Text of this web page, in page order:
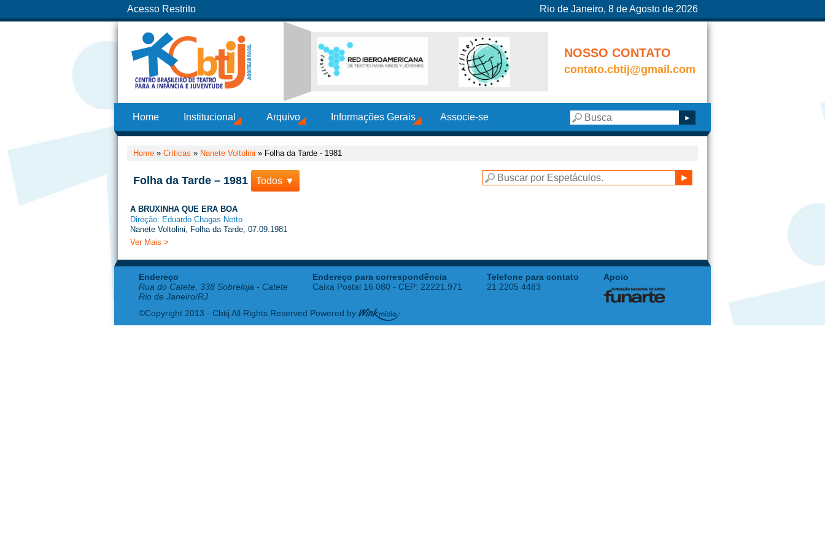
Acesso Restrito Rio de Janeiro, 8 de Agosto de 2026
NOSSO CONTATO
contato.cbtij@gmail.com
Home Institucional Arquivo Informações Gerais Associe-se
Home » Críticas » Nanete Voltolini » Folha da Tarde - 1981
Folha da Tarde – 1981 Todos ▼
A BRUXINHA QUE ERA BOA
Direção: Eduardo Chagas Netto
Nanete Voltolini, Folha da Tarde, 07.09.1981
Ver Mais >
Endereço
Rua do Catete, 338 Sobreloja - Catete
Rio de Janeiro/RJ
Endereço para correspondência
Caixa Postal 16.080 - CEP: 22221.971
Telefone para contato
21 2205 4483
Apoio
©Copyright 2013 - Cbtij All Rights Reserved Powered by: